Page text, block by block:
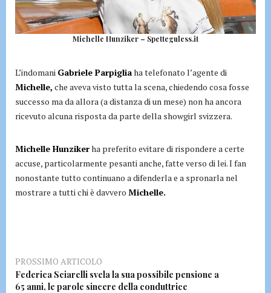
Michelle Hunziker – Spetteguless.it
L’indomani Gabriele Parpigliaha telefonato l’agente di
Michelle, che aveva visto tutta la scena, chiedendo cosa fosse
successo ma da allora (a distanza di un mese) non ha ancora
ricevuto alcuna risposta da parte della showgirl svizzera.
Michelle Hunzikerha preferito evitare di rispondere a certe
accuse, particolarmente pesanti anche, fatte verso di lei. I fan
nonostante tutto continuano a difenderla e a spronarla nel
mostrare a tutti chi è davvero Michelle.
PROSSIMO ARTICOLO
Federica Sciarelli svela la sua possibile pensione a
65 anni, le parole sincere della conduttrice